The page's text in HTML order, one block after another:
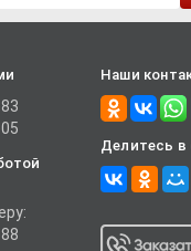
Наши
Делитесь в